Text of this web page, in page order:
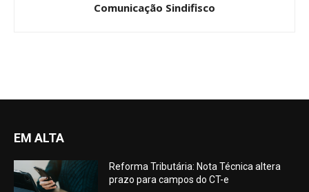
Comunicação Sindifisco
EM ALTA
Reforma Tributária: Nota Técnica altera
prazo para campos do CT-e